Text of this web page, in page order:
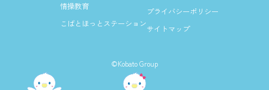
情操教育
こばとほっとステーション
プライバシーポリシー
サイトマップ
©Kobato Group